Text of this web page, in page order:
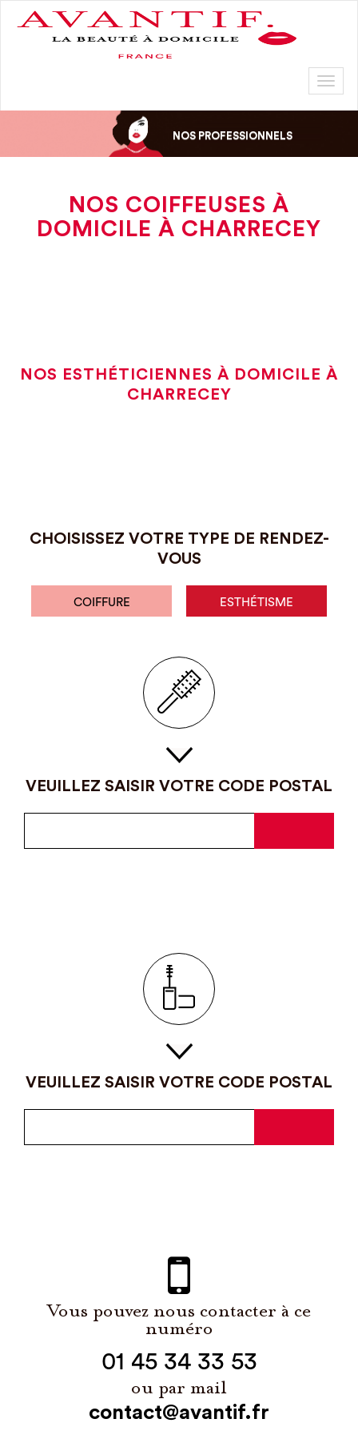
NOS PROFESSIONNELS
NOS COIFFEUSES À
DOMICILE À CHARRECEY
NOS ESTHÉTICIENNES À DOMICILE À
CHARRECEY
CHOISISSEZ VOTRE TYPE DE RENDEZ-
VOUS
COIFFURE ESTHÉTISME
VEUILLEZ SAISIR VOTRE CODE POSTAL
VEUILLEZ SAISIR VOTRE CODE POSTAL
Vous pouvez nous contacter à ce
numéro
01 45 34 33 53
ou par mail
contact@avantif.fr